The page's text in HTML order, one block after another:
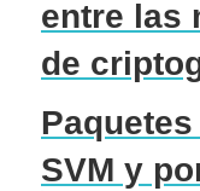
entre las
de
SVM y